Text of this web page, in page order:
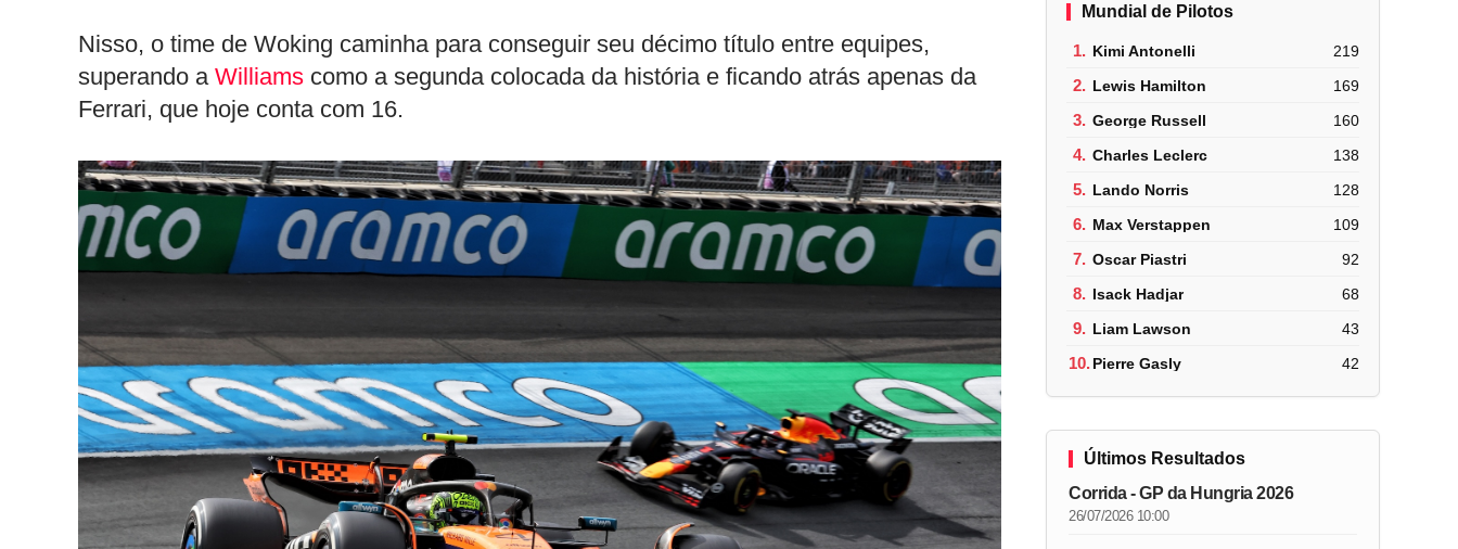
Nisso, o time de Woking caminha para conseguir seu décimo título entre equipes,
superando a Williams como a segunda colocada da história e ficando atrás apenas da
Ferrari, que hoje conta com 16.
Mundial de Pilotos
1. Kimi Antonelli 219
2. Lewis Hamilton 169
3. George Russell 160
4. Charles Leclerc 138
5. Lando Norris 128
6. Max Verstappen 109
7. Oscar Piastri 92
8. Isack Hadjar 68
9. Liam Lawson 43
10.Pierre Gasly 42
Últimos Resultados
Corrida - GP da Hungria 2026
26/07/2026 10:00